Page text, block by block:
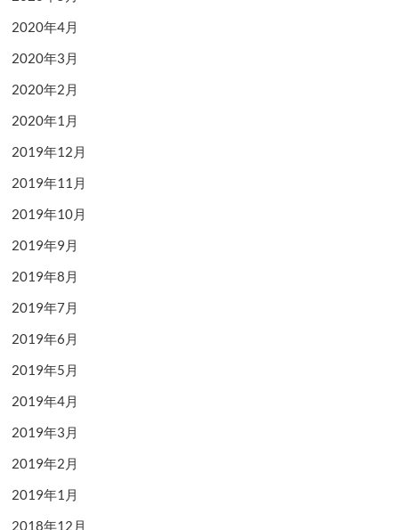
2020年4月
2020年3月
2020年2月
2020年1月
2019年12月
2019年11月
2019年10月
2019年9月
2019年8月
2019年7月
2019年6月
2019年5月
2019年4月
2019年3月
2019年2月
2019年1月
2018年12月